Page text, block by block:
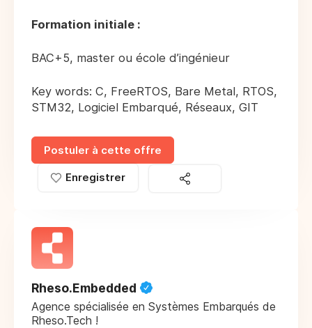
Formation initiale :
BAC+5, master ou école d’ingénieur
Key words: C, FreeRTOS, Bare Metal, RTOS,
STM32, Logiciel Embarqué, Réseaux, GIT
Postuler à cette offre
Enregistrer
Rheso.Embedded
Agence spécialisée en Systèmes Embarqués de
Rheso.Tech !